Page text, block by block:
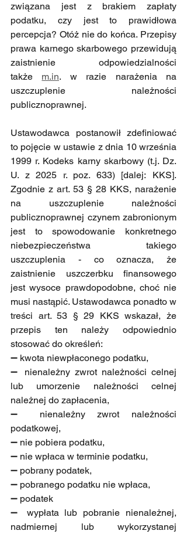
związana jest z brakiem zapłaty
podatku, czy jest to prawidłowa
percepcja? Otóż nie do końca. Przepisy
prawa karnego skarbowego przewidują
zaistnienie odpowiedzialności
także
m.in. w razie narażenia na
uszczuplenie należności
publicznoprawnej.
Ustawodawca postanowił zdefiniować
to pojęcie w ustawie z dnia 10 września
1999 r. Kodeks karny skarbowy (t.j. Dz.
U. z 2025 r. poz. 633) [dalej: KKS].
Zgodnie z art. 53 § 28 KKS, narażenie
na uszczuplenie należności
publicznoprawnej czynem zabronionym
jest to spowodowanie konkretnego
niebezpieczeństwa takiego
uszczuplenia - co oznacza, że
zaistnienie uszczerbku finansowego
jest wysoce prawdopodobne, choć nie
musi nastąpić. Ustawodawca ponadto w
treści art. 53 § 29 KKS wskazał, że
przepis ten należy odpowiednio
stosować do określeń:
➖ kwota niewpłaconego podatku,
➖ nienależny zwrot należności celnej
lub umorzenie należności celnej
należnej do zapłacenia,
➖ nienależny zwrot należności
podatkowej,
➖ nie pobiera podatku,
➖ nie wpłaca w terminie podatku,
➖ pobrany podatek,
➖ pobranego podatku nie wpłaca,
➖ podatek
➖ wypłata lub pobranie nienależnej,
nadmiernej lub wykorzystanej